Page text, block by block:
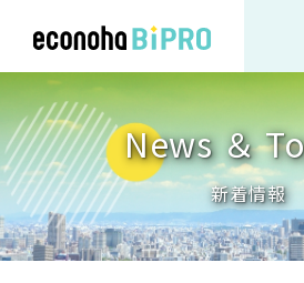
企業情報
事業内容・サービス
News ＆
新着情報